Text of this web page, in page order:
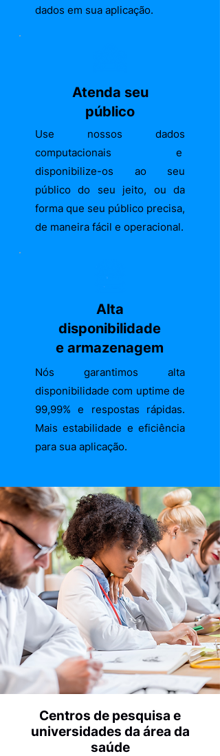
dados em sua aplicação.
Atenda seu
público
Use nossos dados
computacionais e
disponibilize-os ao seu
público do seu jeito, ou da
forma que seu público precisa,
de maneira fácil e operacional.
Alta
disponibilidade
e armazenagem
Nós garantimos alta
disponibilidade com uptime de
99,99% e respostas rápidas.
Mais estabilidade e eficiência
para sua aplicação.
Centros de pesquisa e
universidades da área da
saúde